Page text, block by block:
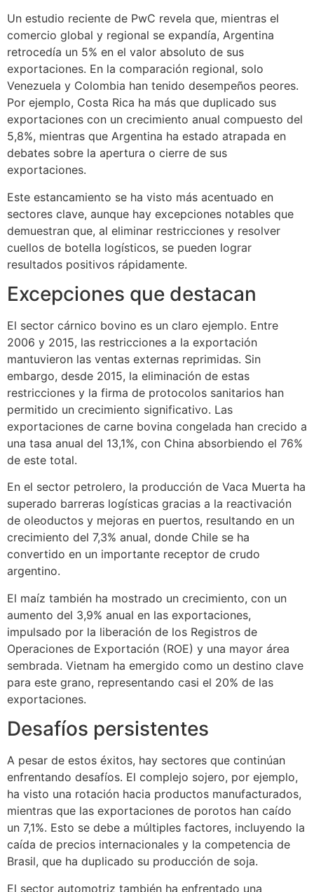
Un estudio reciente de PwC revela que, mientras el
comercio global y regional se expandía, Argentina
retrocedía un 5% en el valor absoluto de sus
exportaciones. En la comparación regional, solo
Venezuela y Colombia han tenido desempeños peores.
Por ejemplo, Costa Rica ha más que duplicado sus
exportaciones con un crecimiento anual compuesto del
5,8%, mientras que Argentina ha estado atrapada en
debates sobre la apertura o cierre de sus
exportaciones.
Este estancamiento se ha visto más acentuado en
sectores clave, aunque hay excepciones notables que
demuestran que, al eliminar restricciones y resolver
cuellos de botella logísticos, se pueden lograr
resultados positivos rápidamente.
Excepciones que destacan
El sector cárnico bovino es un claro ejemplo. Entre
2006 y 2015, las restricciones a la exportación
mantuvieron las ventas externas reprimidas. Sin
embargo, desde 2015, la eliminación de estas
restricciones y la firma de protocolos sanitarios han
permitido un crecimiento significativo. Las
exportaciones de carne bovina congelada han crecido a
una tasa anual del 13,1%, con China absorbiendo el 76%
de este total.
En el sector petrolero, la producción de Vaca Muerta ha
superado barreras logísticas gracias a la reactivación
de oleoductos y mejoras en puertos, resultando en un
crecimiento del 7,3% anual, donde Chile se ha
convertido en un importante receptor de crudo
argentino.
El maíz también ha mostrado un crecimiento, con un
aumento del 3,9% anual en las exportaciones,
impulsado por la liberación de los Registros de
Operaciones de Exportación (ROE) y una mayor área
sembrada. Vietnam ha emergido como un destino clave
para este grano, representando casi el 20% de las
exportaciones.
Desafíos persistentes
A pesar de estos éxitos, hay sectores que continúan
enfrentando desafíos. El complejo sojero, por ejemplo,
ha visto una rotación hacia productos manufacturados,
mientras que las exportaciones de porotos han caído
un 7,1%. Esto se debe a múltiples factores, incluyendo la
caída de precios internacionales y la competencia de
Brasil, que ha duplicado su producción de soja.
El sector automotriz también ha enfrentado una